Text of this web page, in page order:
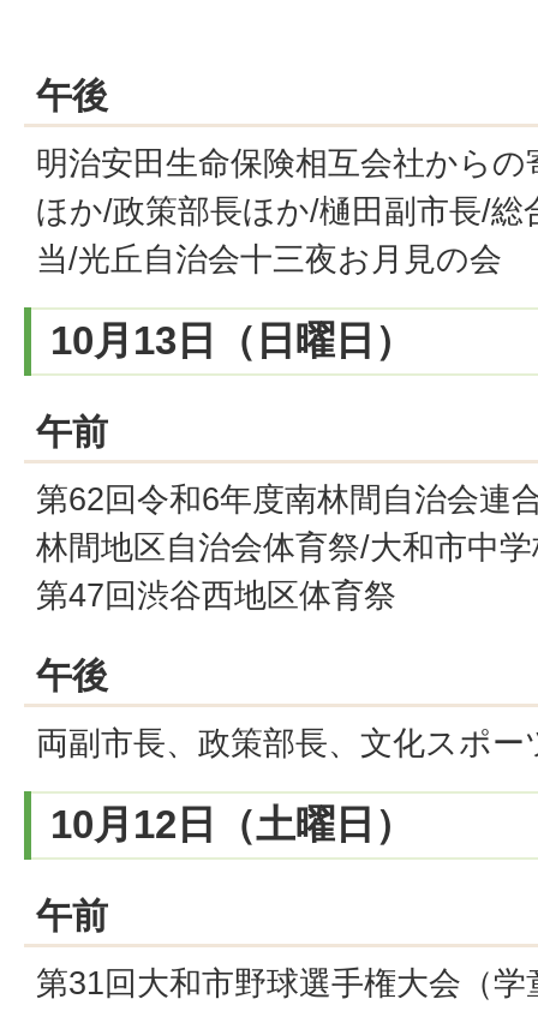
午後
明治安田生命保険相互会社から
ほか/政策部長ほか/樋田副市長/総
当/光丘自治会十三夜お月見の会
10月13日（日曜日）
午前
第62回令和6年度南林間自治会連
林間地区自治会体育祭/大和市中
第47回渋谷西地区体育祭
午後
両副市長、政策部長、文化スポー
10月12日（土曜日）
午前
第31回大和市野球選手権大会（